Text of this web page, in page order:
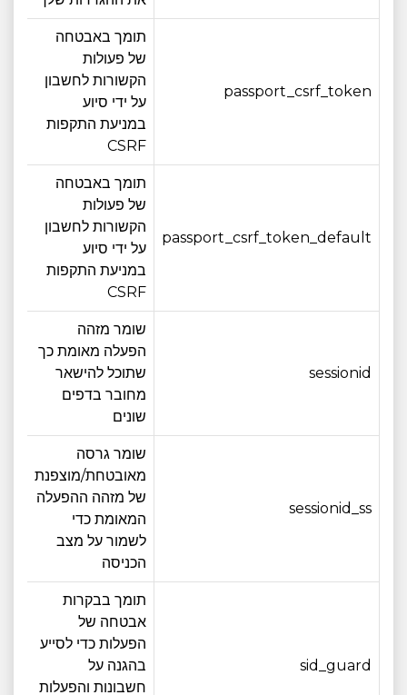
passport_csrf_token
תומך באבטחה
של פעולות
הקשורות לחשבון
על ידי סיוע
במניעת התקפות
CSRF
passport_csrf_token_default
תומך באבטחה
של פעולות
הקשורות לחשבון
על ידי סיוע
במניעת התקפות
CSRF
sessionid
שומר מזהה
הפעלה מאומת כך
שתוכל להישאר
מחובר בדפים
שונים
sessionid_ss
שומר גרסה
מאובטחת/מוצפנת
של מזהה ההפעלה
המאומת כדי
לשמור על מצב
הכניסה
sid_guard
תומך בבקרות
אבטחה של
הפעלות כדי לסייע
בהגנה על
חשבונות והפעלות